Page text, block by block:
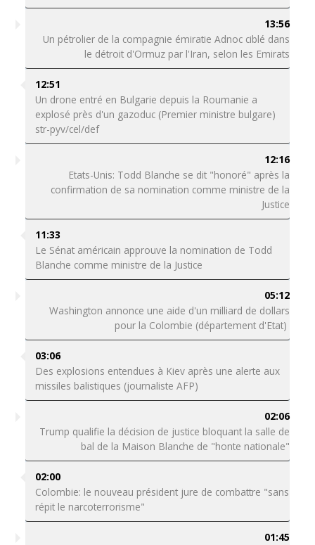
13:56
Un pétrolier de la compagnie émiratie Adnoc ciblé dans
le détroit d'Ormuz par l'Iran, selon les Emirats
12:51
Un drone entré en Bulgarie depuis la Roumanie a
explosé près d'un gazoduc (Premier ministre bulgare)
str-pyv/cel/def
12:16
Etats-Unis: Todd Blanche se dit "honoré" après la
confirmation de sa nomination comme ministre de la
Justice
11:33
Le Sénat américain approuve la nomination de Todd
Blanche comme ministre de la Justice
05:12
Washington annonce une aide d'un milliard de dollars
pour la Colombie (département d'Etat)
03:06
Des explosions entendues à Kiev après une alerte aux
missiles balistiques (journaliste AFP)
02:06
Trump qualifie la décision de justice bloquant la salle de
bal de la Maison Blanche de "honte nationale"
02:00
Colombie: le nouveau président jure de combattre "sans
répit le narcoterrorisme"
01:45